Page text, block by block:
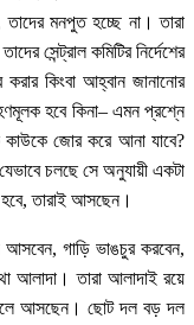
তাদের মনপুত হচ্ছে না। তারা
সেন্ট্রাল কমিটির নির্দেশের
কিংবা আহ্বান জানানোর
হবে কিনা– এমন প্রশ্নে
কাউকে জোর করে আনা যাবে?
চলছে সে অনুযায়ী একটা
হবে, তারাই আসছেন।
আসবেন, গাড়ি ভাঙচুর করবেন,
আলাদা। তারা আলাদাই রয়ে
আসছেন। ছোট দল বড় দল